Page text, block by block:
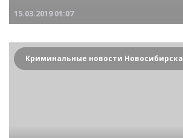
15.03.2019 01:07